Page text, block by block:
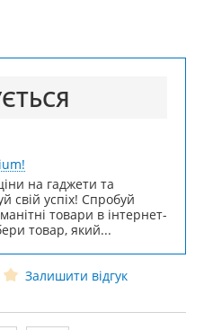
на гаджети та
свій успіх! Спробуй
товари в інтернет-
товар, який...
Залишити відгук